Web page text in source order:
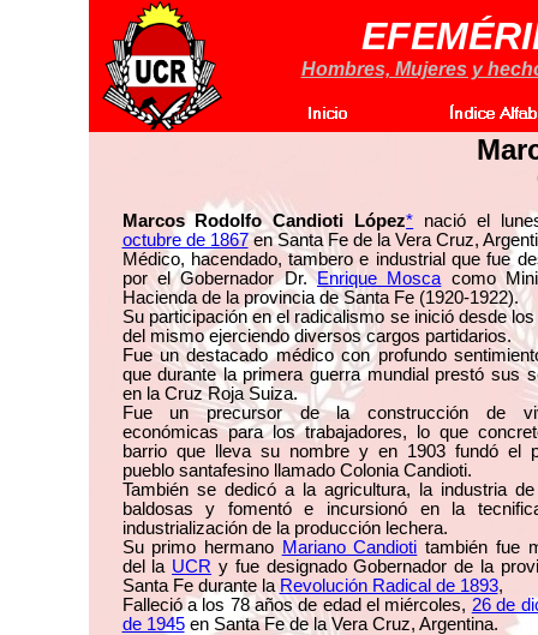
Hombres, Mujeres y
Marcos Rodolfo Candioti López* nació el
octubre de 1867en Santa Fe de la Vera Cruz,
Médico, hacendado, tambero e industrial que fue
por el Gobernador Dr.Enrique Mosca como
Hacienda de la provincia de Santa Fe (1920-1922).
Su participación en el radicalismo se inició desde
del mismo ejerciendo diversos cargos partidarios.
Fue un destacado médico con profundo
que durante la primera guerra mundial prestó sus
en la Cruz Roja Suiza.
Fue un precursor de la construcción de
económicas para los trabajadores, lo que
barrio que lleva su nombre y en 1903 fundó el
pueblo santafesino llamado Colonia Candioti.
También se dedicó a la agricultura, la industria
baldosas y fomentó e incursionó en la
industrialización de la producción lechera.
Su primo hermano Mariano Candioti también fue
del la UCR y fue designado Gobernador de la
Santa Fe durante la Revolución Radical de 1893,
Falleció a los 78 años de edad el miércoles, 26 de
de 1945en Santa Fe de la Vera Cruz, Argentina.